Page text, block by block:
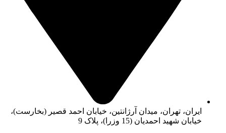
ایران، تهران، میدان آرژانتین، خیابان احمد قصیر (بخارست)،
خیابان شهید احمدیان (15 وزرا)، پلاک 9